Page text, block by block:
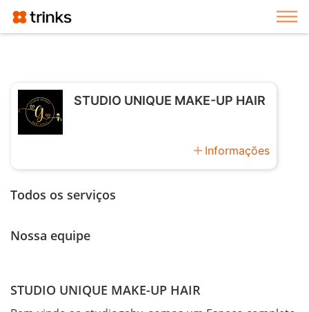
STUDIO UNIQUE MAKE-UP HAIR
add Informações
Todos os serviços
Nossa equipe
STUDIO UNIQUE MAKE-UP HAIR